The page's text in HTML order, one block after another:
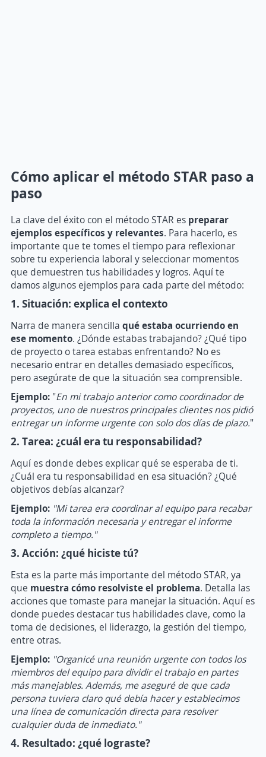
Cómo aplicar el método STAR paso a
paso
La clave del éxito con el método STAR es preparar
ejemplos específicos y relevantes. Para hacerlo, es
importante que te tomes el tiempo para reflexionar
sobre tu experiencia laboral y seleccionar momentos
que demuestren tus habilidades y logros. Aquí te
damos algunos ejemplos para cada parte del método:
1. Situación: explica el contexto
Narra de manera sencilla qué estaba ocurriendo en
ese momento. ¿Dónde estabas trabajando? ¿Qué tipo
de proyecto o tarea estabas enfrentando? No es
necesario entrar en detalles demasiado específicos,
pero asegúrate de que la situación sea comprensible.
Ejemplo: "En mi trabajo anterior como coordinador de
proyectos, uno de nuestros principales clientes nos pidió
entregar un informe urgente con solo dos días de plazo."
2. Tarea: ¿cuál era tu responsabilidad?
Aquí es donde debes explicar qué se esperaba de ti.
¿Cuál era tu responsabilidad en esa situación? ¿Qué
objetivos debías alcanzar?
Ejemplo: "Mi tarea era coordinar al equipo para recabar
toda la información necesaria y entregar el informe
completo a tiempo."
3. Acción: ¿qué hiciste tú?
Esta es la parte más importante del método STAR, ya
que muestra cómo resolviste el problema. Detalla las
acciones que tomaste para manejar la situación. Aquí es
donde puedes destacar tus habilidades clave, como la
toma de decisiones, el liderazgo, la gestión del tiempo,
entre otras.
Ejemplo: "Organicé una reunión urgente con todos los
miembros del equipo para dividir el trabajo en partes
más manejables. Además, me aseguré de que cada
persona tuviera claro qué debía hacer y establecimos
una línea de comunicación directa para resolver
cualquier duda de inmediato."
4. Resultado: ¿qué lograste?